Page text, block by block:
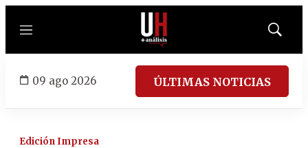
Menú
Mostrar
09 ago 2026 ÚLTIMAS NOTICIAS
Edición Impresa